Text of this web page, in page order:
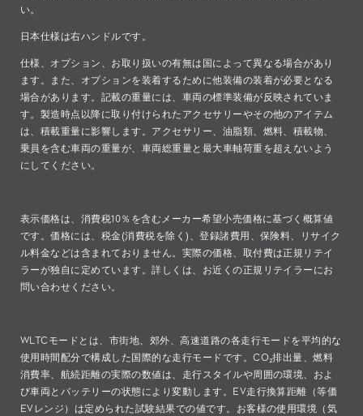
い。
日本仕様は右ハンドルです。
仕様、オプション、お取り扱いの有無は国によって異なる場合があり
ます。また、オプションを装着するために他装備の装着が必要となる
場合があります。記載の重量には、車両の標準装備が反映されていま
す。製造時点以降に取り付けられたアクセサリーやその他のアイテム
は、積載重量に影響します。アクセサリー、油脂類、燃料、積載物、
乗員を含む車両の重量が、車両総重量と最大車軸荷重を超えないよう
にしてください。
表示価格は、消費税10％を含むメーカー希望小売価格に基づく概算値
です。価格には、税金(消費税を除く)、登録諸費用、保険料、リサイク
ル料金などは含まれておりません。実際の価格、取付費は正規リテイ
ラーが独自に定めています。詳しくは、お近くの正規リテイラーにお
問い合わせください。
WLTCモードとは、市街地、郊外、高速道路の各走行モードを平均的な
使用時間配分で構成した国際的な走行モードです。CO₂排出量、燃料
消費率、航続距離の実際の数値は、走行スタイルや周囲の環境、およ
び車両とバッテリーの状態により変動します。EV走行換算距離（等価
EVレンジ）は定められた試験結果での値です。お客様の使用環境（気